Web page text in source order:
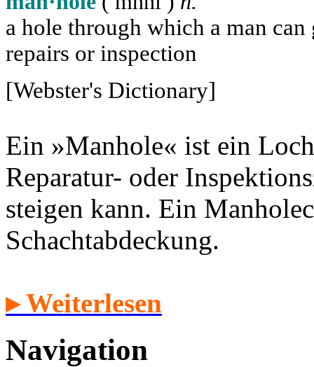
a hole through which a man
repairs or inspection
[Webster's Dictionary]
Ein »Manhole« ist ein
Reparatur- oder
steigen kann. Ein
Schachtabdeckung.
▸ Weiterlesen
Navigation